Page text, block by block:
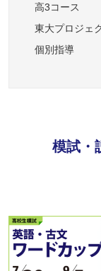
高3コース
東大プロジェ
個別指導
模試・